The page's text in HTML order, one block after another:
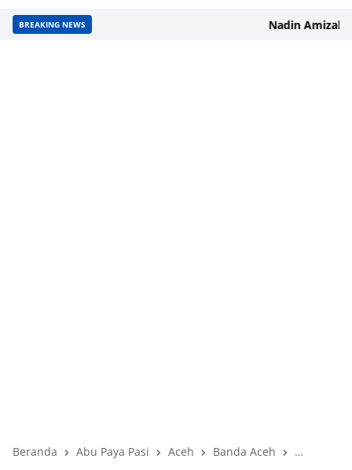
BREAKING NEWS Nadin Amizah
Beranda Abu Paya Pasi Aceh Banda Aceh Gubernur